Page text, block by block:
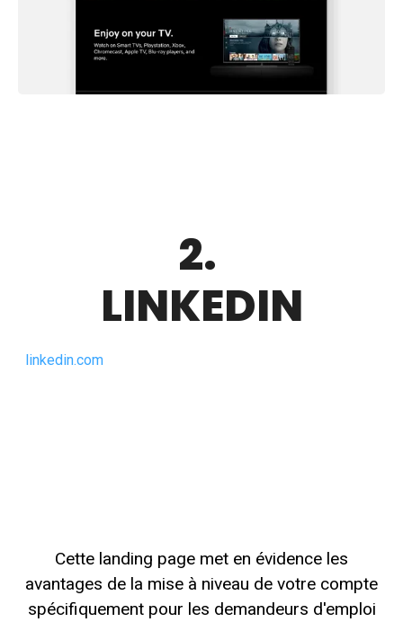
2.
LINKEDIN
linkedin.com
Cette landing page met en évidence les
avantages de la mise à niveau de votre compte
spécifiquement pour les demandeurs d'emploi